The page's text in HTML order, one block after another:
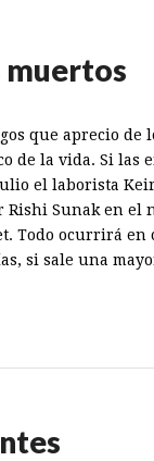
muertos
que aprecio de
de la vida. Si las
el laborista
Rishi Sunak en el
Todo ocurrirá en
si sale una